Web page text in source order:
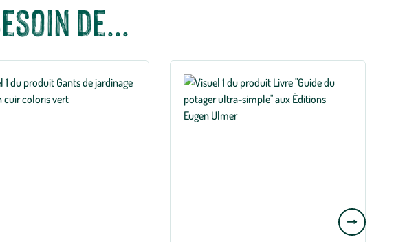
de...
Aller
à